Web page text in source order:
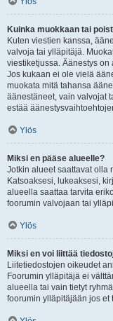
Kuinka muokkaan tai
Kuten viestien kanssa,
valvoja tai ylläpitäjä.
viestiketjussa. Äänestys
Jos kukaan ei ole vielä
muokata mitä tahansa
äänestäneet, vain valvojat
estää
Ylös
Miksi en pääse alueelle?
Jotkin alueet saattavat olla
Katsoaksesi, lukeaksesi,
alueella saattaa tarvita
foorumin valvojaan tai
Ylös
Miksi en voi liittää
Liitetiedostojen oikeudet
Foorumin ylläpitäjä ei
alueella tai vain tietyt
foorumin ylläpitäjään jos et